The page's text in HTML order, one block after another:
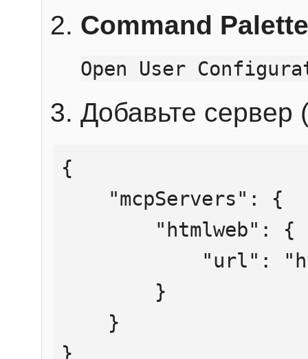
Command Palette
Open User
Добавьте сервер
{
}